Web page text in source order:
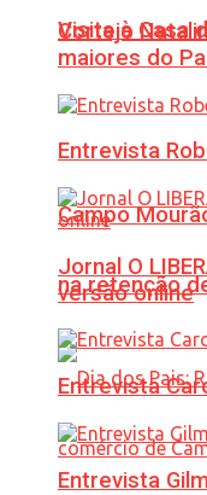
Visita à Casa
Campo
na retenção
Cortejo
maiores do
Entrevista
Jornal O
versão online
Entrevista
Entrevista